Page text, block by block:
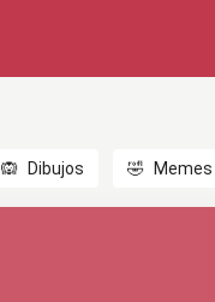
🙉 Dibujos 🤣 Memes